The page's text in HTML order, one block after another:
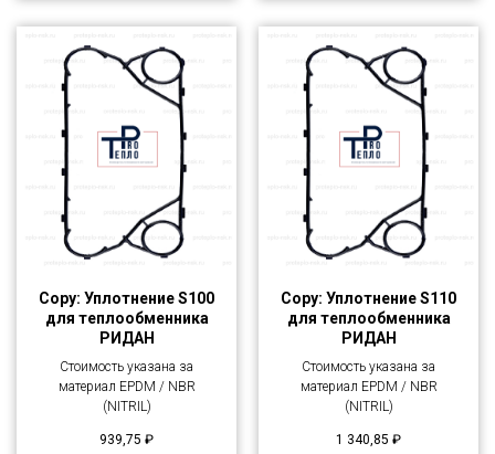
Copy: Уплотнение S100
для теплообменника
РИДАН
Стоимость указана за
материал EPDM / NBR
(NITRIL)
939,75 ₽
Copy: Уплотнение S110
для теплообменника
РИДАН
Стоимость указана за
материал EPDM / NBR
(NITRIL)
1 340,85 ₽